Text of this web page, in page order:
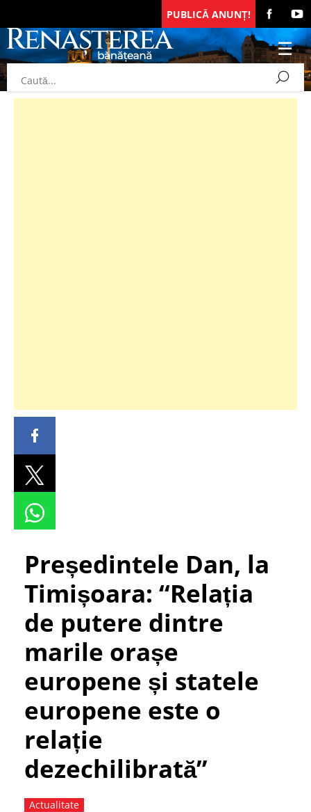
PUBLICĂ ANUNȚ!
Președintele Dan, la
Timișoara: “Relația
de putere dintre
marile orașe
europene și statele
europene este o
relație
dezechilibrată”
Actualitate